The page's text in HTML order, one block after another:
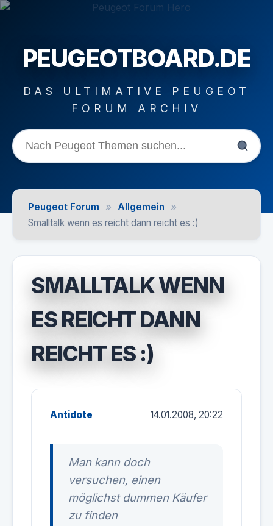
PEUGEOTBOARD.DE
DAS ULTIMATIVE PEUGEOT
FORUM ARCHIV
Peugeot Forum » Allgemein »
Smalltalk wenn es reicht dann reicht es :)
SMALLTALK WENN
ES REICHT DANN
REICHT ES :)
Antidote 14.01.2008, 20:22
Man kann doch
versuchen, einen
möglichst dummen Käufer
zu finden